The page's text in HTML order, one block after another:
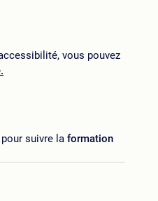
vous pouvez
suivre la formation